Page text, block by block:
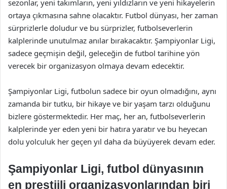
sezonlar, yeni takımların, yeni yıldızların ve yeni hikayelerin
ortaya çıkmasına sahne olacaktır. Futbol dünyası, her zaman
sürprizlerle doludur ve bu sürprizler, futbolseverlerin
kalplerinde unutulmaz anılar bırakacaktır. Şampiyonlar Ligi,
sadece geçmişin değil, geleceğin de futbol tarihine yön
verecek bir organizasyon olmaya devam edecektir.
Şampiyonlar Ligi, futbolun sadece bir oyun olmadığını, aynı
zamanda bir tutku, bir hikaye ve bir yaşam tarzı olduğunu
bizlere göstermektedir. Her maç, her an, futbolseverlerin
kalplerinde yer eden yeni bir hatıra yaratır ve bu heyecan
dolu yolculuk her geçen yıl daha da büyüyerek devam eder.
Şampiyonlar Ligi, futbol dünyasının
en prestijli organizasyonlarından biri